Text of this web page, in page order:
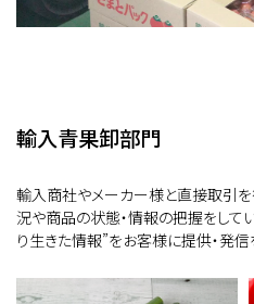
輸入青果卸部門
輸入商社やメーカー様と直接取引を
況や商品の状態・情報の把握をして
り生きた情報”をお客様に提供・発信